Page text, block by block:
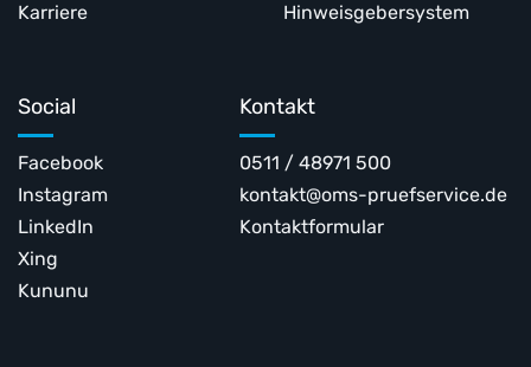
Karriere
Hinweisgebersystem
Social
Facebook
Instagram
LinkedIn
Xing
Kununu
Kontakt
0511 / 48971 500
kontakt@oms-pruefservice.de
Kontaktformular